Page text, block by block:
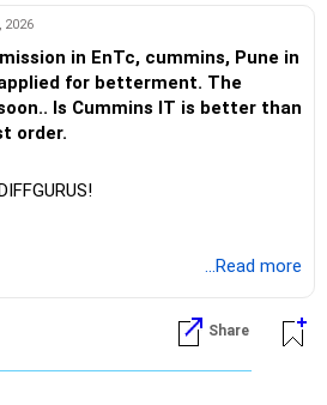
2026
in EnTc, cummins, Pune in
The
Is Cummins IT is better than
order.
...Read more
Share